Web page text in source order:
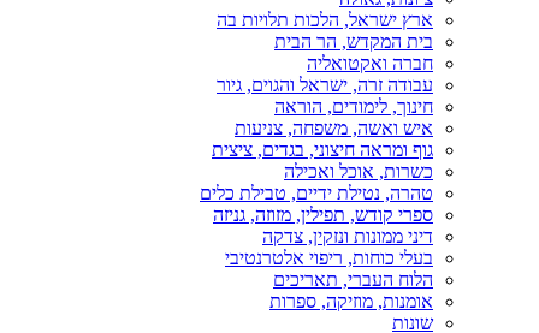
ארץ ישראל, הלכות תלויות בה
בית המקדש, הר הבית
חברה ואקטואליה
עבודה זרה, ישראל והגוים, גיור
חינוך, לימודים, הוראה
איש ואשה, משפחה, צניעות
גוף ומראה חיצוני, בגדים, ציצית
כשרות, אוכל ואכילה
טהרה, נטילת ידיים, טבילת כלים
ספרי קודש, תפילין, מזוזה, גניזה
דיני ממונות ונזקין, צדקה
בעלי כוחות, ריפוי אלטרנטיבי
הלוח העברי, תאריכים
אומנות, מוזיקה, ספרות
שונות